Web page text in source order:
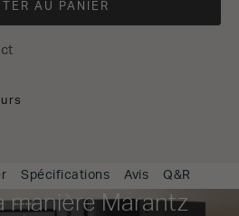
AU PANIER
Spécifications Avis Q&R
manière Marantz